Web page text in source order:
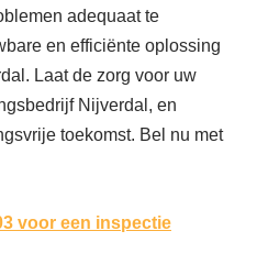
adequaat te
en efficiënte oplossing
Laat de zorg voor uw
Nijverdal, en
toekomst. Bel nu met
voor een inspectie